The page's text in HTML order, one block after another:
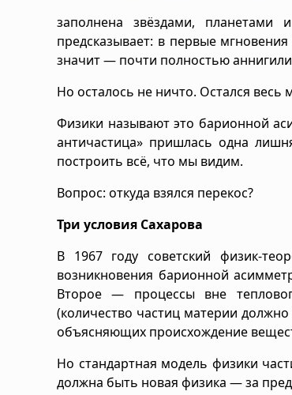
заполнена звёздами,
предсказывает: в первые
значит — почти полностью
Но осталось не ничто. Остался весь
Физики называют это барионной
античастица» пришлась одна
построить всё, что мы видим.
Вопрос: откуда взялся перекос?
Три условия Сахарова
В 1967 году советский физик-
возникновения барионной
Второе — процессы вне
(количество частиц материи
объясняющих происхождение
Но стандартная модель физики
должна быть новая физика — за